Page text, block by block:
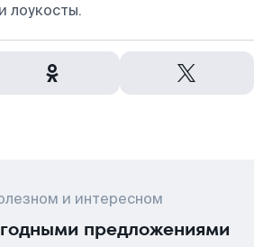
лоукосты.
и интересном
предложениями